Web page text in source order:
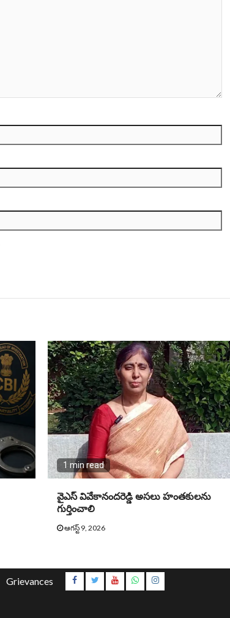
1 min read
వైఎస్‌ వివేకానందరెడ్డి అసలు హంతకులను
గుర్తించాలి
ఆగస్ట్ 9, 2026
Grievances Instagram